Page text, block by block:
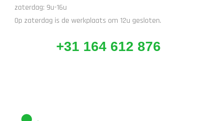
zaterdag: 9u-16u
Op zaterdag is de werkplaats om 12u gesloten.
+31 164 612 876